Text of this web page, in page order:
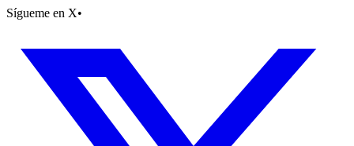
Sígueme en X•